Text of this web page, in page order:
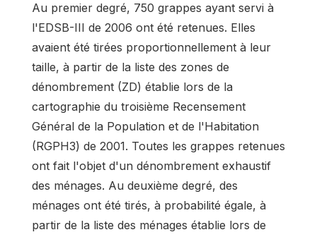
Au premier degré, 750 grappes ayant servi à
l'EDSB-III de 2006 ont été retenues. Elles
avaient été tirées proportionnellement à leur
taille, à partir de la liste des zones de
dénombrement (ZD) établie lors de la
cartographie du troisième Recensement
Général de la Population et de l'Habitation
(RGPH3) de 2001. Toutes les grappes retenues
ont fait l'objet d'un dénombrement exhaustif
des ménages. Au deuxième degré, des
ménages ont été tirés, à probabilité égale, à
partir de la liste des ménages établie lors de